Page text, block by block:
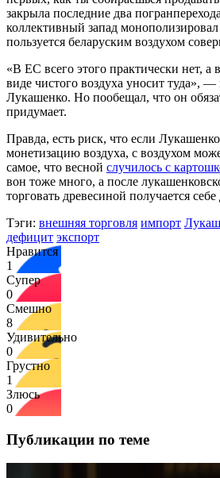
закрыла последние два
коллективный запад монополизировал
пользуется беларуским воздухом
«В ЕС всего этого практически нет, а
виде чистого воздуха уносит туда», —
Лукашенко. Но пообещал, что он
придумает.
Правда, есть риск, что если Лукашенко
монетизацию воздуха, с воздухом
самое, что весной случилось с
вон тоже много, а после
торговать древесиной получается
Тэги: внешняя торговля импорт
дефицит экспорт
Нравится
1
Супер
0
Смешно
8
Удивительно
0
Грустно
1
Злюсь
0
Публикации по теме